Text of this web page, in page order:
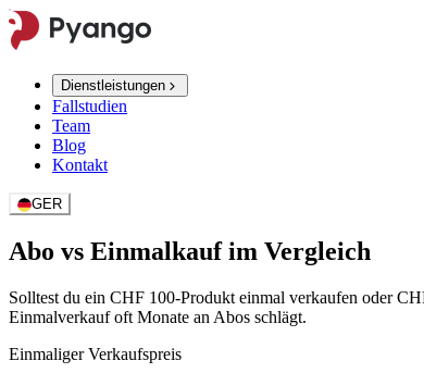
Dienstleistungen
Fallstudien
Team
Blog
Kontakt
GER
Abo vs Einmalkauf im Vergleich
Solltest du ein CHF 100-Produkt einmal verkaufen oder
Einmalverkauf oft Monate an Abos schlägt.
Einmaliger Verkaufspreis